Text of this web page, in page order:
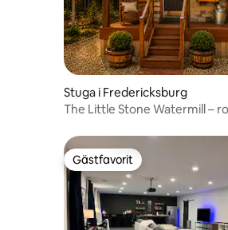
Stuga i Fredericksburg
The Little Stone Watermill –
Gästfavorit
Gästfavorit